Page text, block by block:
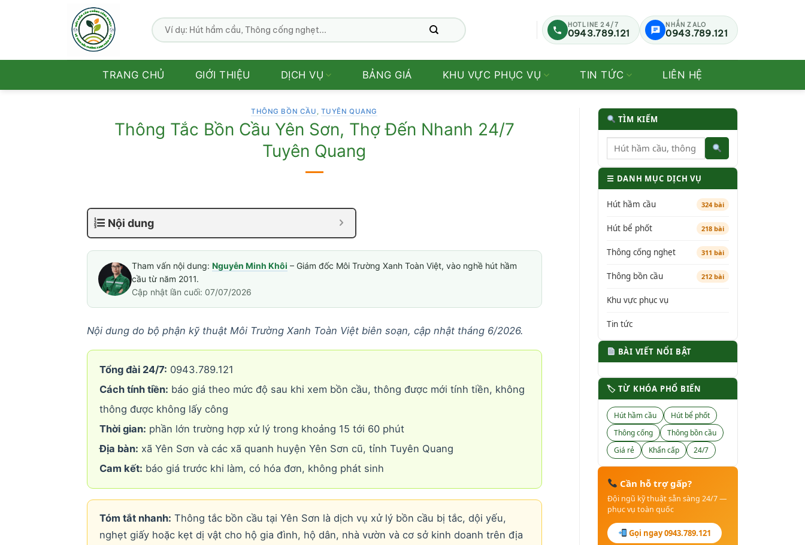
HOTLINE 24/7
0943.789.121
NHẮN ZALO
0943.789.121
TRANG CHỦ GIỚI THIỆU DỊCH VỤ BẢNG GIÁ KHU VỰC PHỤC VỤ TIN TỨC LIÊN HỆ
THÔNG BỒN CẦU , TUYÊN QUANG
Thông Tắc Bồn Cầu Yên Sơn, Thợ Đến Nhanh 24/7
Tuyên Quang
Nội dung
Tham vấn nội dung: Nguyễn Minh Khôi – Giám đốc Môi Trường Xanh Toàn Việt, vào nghề hút hầm
cầu từ năm 2011.
Cập nhật lần cuối: 07/07/2026
Nội dung do bộ phận kỹ thuật Môi Trường Xanh Toàn Việt biên soạn, cập nhật tháng 6/2026.
Tổng đài 24/7: 0943.789.121
Cách tính tiền: báo giá theo mức độ sau khi xem bồn cầu, thông được mới tính tiền, không
thông được không lấy công
Thời gian: phần lớn trường hợp xử lý trong khoảng 15 tới 60 phút
Địa bàn: xã Yên Sơn và các xã quanh huyện Yên Sơn cũ, tỉnh Tuyên Quang
Cam kết: báo giá trước khi làm, có hóa đơn, không phát sinh
Tóm tắt nhanh: Thông tắc bồn cầu tại Yên Sơn là dịch vụ xử lý bồn cầu bị tắc, dội yếu,
nghẹt giấy hoặc kẹt dị vật cho hộ gia đình, hộ dân, nhà vườn và cơ sở kinh doanh trên địa
TÌM KIẾM
☰ DANH MỤC DỊCH VỤ
Hút hầm cầu 324 bài
Hút bể phốt 218 bài
Thông cống nghẹt 311 bài
Thông bồn cầu 212 bài
Khu vực phục vụ
Tin tức
BÀI VIẾT NỔI BẬT
🏷 TỪ KHÓA PHỔ BIẾN
Hút hầm cầu
Hút bể phốt
Thông cống
Thông bồn cầu
Giá rẻ
Khẩn cấp 24/7
Cần hỗ trợ gấp?
Đội ngũ kỹ thuật sẵn sàng 24/7 —
phục vụ toàn quốc
Gọi ngay 0943.789.121